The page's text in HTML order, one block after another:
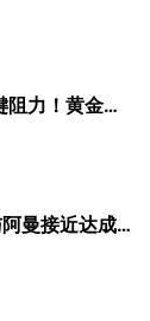
力！黄金、
100指数技术
阿曼接近达成
WTI原油三连